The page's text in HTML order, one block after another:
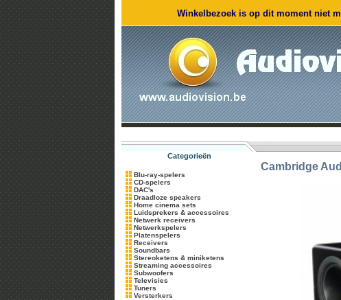
Winkelbezoek is op dit moment niet
Categorieën
Blu-ray-spelers
CD-spelers
DAC's
Draadloze speakers
Home cinema sets
Luidsprekers & accessoires
Netwerk receivers
Netwerkspelers
Platenspelers
Receivers
Soundbars
Stereoketens & miniketens
Streaming accessoires
Subwoofers
Televisies
Tuners
Versterkers
Cambridge